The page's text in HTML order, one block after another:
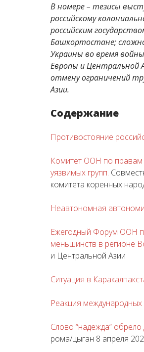
В номере – тезисы
российскому
российским
Башкортостане;
Украины во время
Европы и Центральной
отмену ограничений
Азии.
Содержание
Противостояние
Комитет ООН по правам
уязвимых групп.
комитета коренных
Неавтономная
Ежегодный Форум ООН
меньшинств в регионе
и Центральной Азии
Ситуация в
Реакция
Cлово “надежда”
рома/цыган 8 апреля